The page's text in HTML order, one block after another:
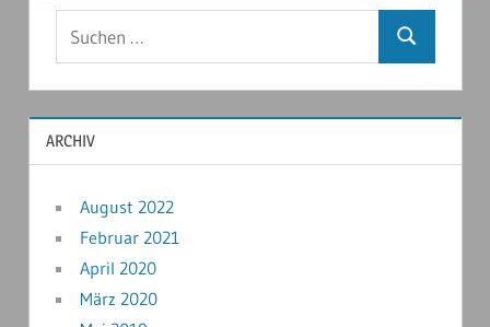
ARCHIV
August 2022
Februar 2021
April 2020
März 2020